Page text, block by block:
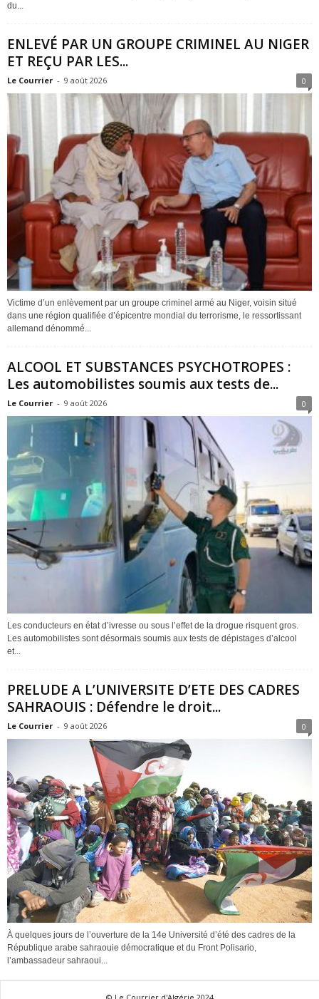
du...
ENLEVÉ PAR UN GROUPE CRIMINEL AU NIGER
ET REÇU PAR LES...
Le Courrier - 9 août 2026 0
Victime d’un enlèvement par un groupe criminel armé au Niger, voisin situé
dans une région qualifiée d’épicentre mondial du terrorisme, le ressortissant
allemand dénommé...
ALCOOL ET SUBSTANCES PSYCHOTROPES :
Les automobilistes soumis aux tests de...
Le Courrier - 9 août 2026 0
Les conducteurs en état d’ivresse ou sous l’effet de la drogue risquent gros.
Les automobilistes sont désormais soumis aux tests de dépistages d’alcool
et...
PRELUDE A L’UNIVERSITE D’ETE DES CADRES
SAHRAOUIS : Défendre le droit...
Le Courrier - 9 août 2026 0
À quelques jours de l’ouverture de la 14e Université d’été des cadres de la
République arabe sahraouie démocratique et du Front Polisario,
l’ambassadeur sahraoui...